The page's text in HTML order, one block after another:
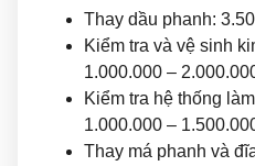
Thay dầu phanh:
Kiểm tra và vệ sinh
1.000.000 –
Kiểm tra hệ thống
1.000.000 –
Thay má phanh và